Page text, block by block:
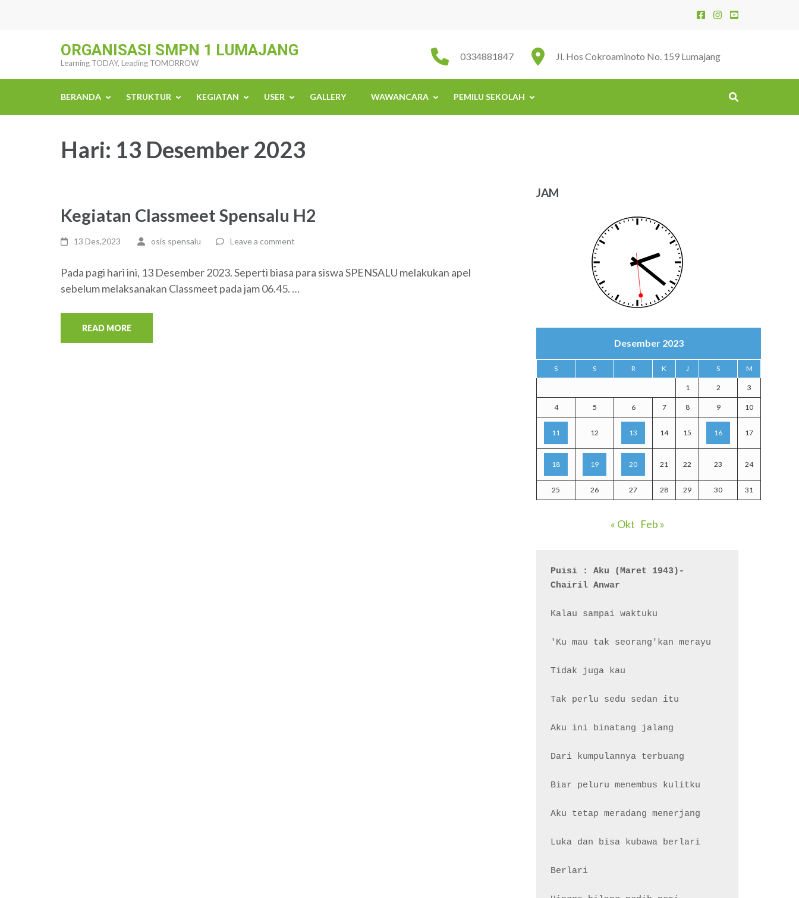
ORGANISASI SMPN 1 LUMAJANG
Learning TODAY, Leading TOMORROW
Jl. Hos Cokroaminoto No. 159 Lumajang
0334881847
BERANDA STRUKTUR KEGIATAN USER GALLERY WAWANCARA PEMILU SEKOLAH
Hari: 13 Desember 2023
Kegiatan Classmeet Spensalu H2
13 Des,2023 osis spensalu Leave a comment
Pada pagi hari ini, 13 Desember 2023. Seperti biasa para siswa SPENSALU melakukan apel
sebelum melaksanakan Classmeet pada jam 06.45. …
READ MORE
JAM
Desember 2023
S S R K J S M
1 2 3
4 5 6 7 8 9 10
11 12 13 14 15 16 17
18 19 20 21 22 23 24
25 26 27 28 29 30 31
« Okt Feb »
Puisi : Aku (Maret 1943)-
Chairil Anwar
Kalau sampai waktuku
'Ku mau tak seorang'kan merayu
Tidak juga kau
Tak perlu sedu sedan itu
Aku ini binatang jalang
Dari kumpulannya terbuang
Biar peluru menembus kulitku
Aku tetap meradang menerjang
Luka dan bisa kubawa berlari
Berlari